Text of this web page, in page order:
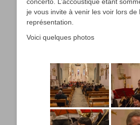
je vous invite à venir les voir lors de
représentation.
Voici quelques photos